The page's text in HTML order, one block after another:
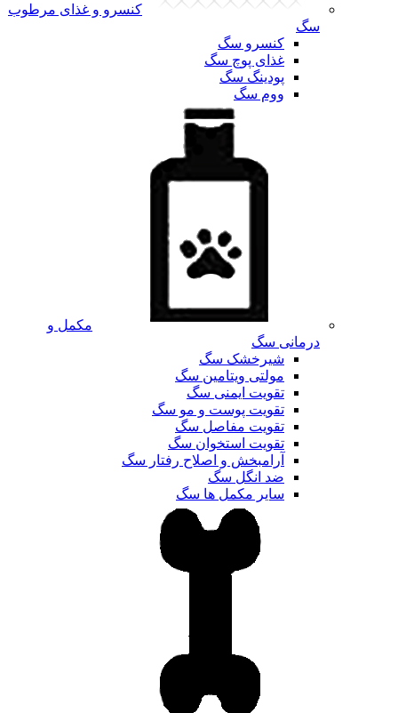
کنسرو و غذای مرطوب
سگ
کنسرو سگ
غذای پوچ سگ
پودینگ سگ
ووم سگ
مکمل و
درمانی سگ
شیرخشک سگ
مولتی ویتامین سگ
تقویت ایمنی سگ
تقویت پوست و مو سگ
تقویت مفاصل سگ
تقویت استخوان سگ
آرامبخش و اصلاح رفتار سگ
ضد انگل سگ
سایر مکمل ها سگ